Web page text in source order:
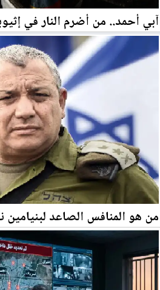
آبي أحمد.. من أضرم النار في
من هو المنافس الصاعد لبنيامين